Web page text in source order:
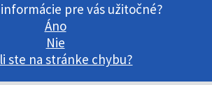
pre vás užitočné?
Áno
Nie
ste na stránke chybu?